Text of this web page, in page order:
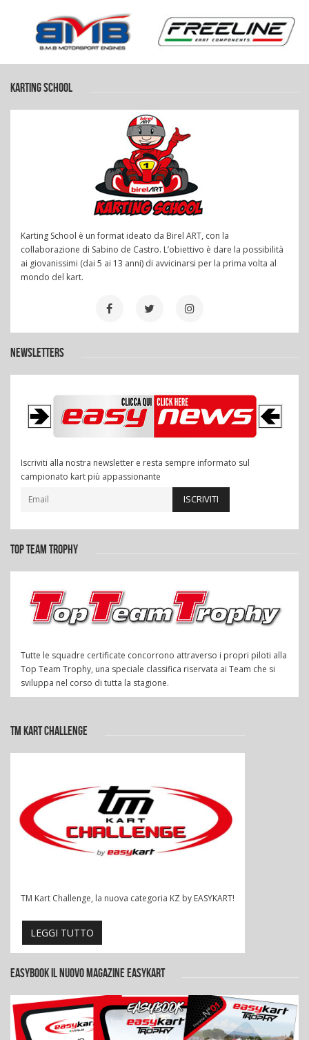
KARTING SCHOOL
Karting School è un format ideato da Birel ART, con la
collaborazione di Sabino de Castro. L’obiettivo è dare la possibilità
ai giovanissimi (dai 5 ai 13 anni) di avvicinarsi per la prima volta al
mondo del kart.
NEWSLETTERS
Iscriviti alla nostra newsletter e resta sempre informato sul
campionato kart più appassionante
ISCRIVITI
TOP TEAM TROPHY
Tutte le squadre certificate concorrono attraverso i propri piloti alla
Top Team Trophy, una speciale classifica riservata ai Team che si
sviluppa nel corso di tutta la stagione.
TM KART CHALLENGE
TM Kart Challenge, la nuova categoria KZ by EASYKART!
LEGGI TUTTO
EASYBOOK IL NUOVO MAGAZINE EASYKART